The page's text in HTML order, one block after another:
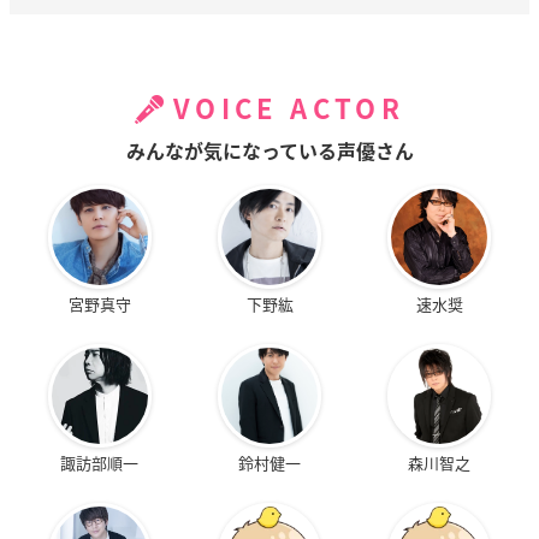
VOICE ACTOR
みんなが気になっている声優さん
宮野真守 下野紘 速水奨
諏訪部順一 鈴村健一 森川智之